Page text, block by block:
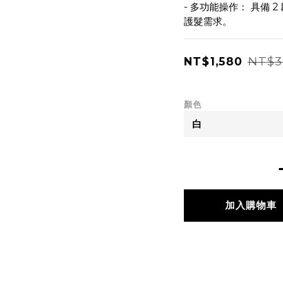
- 多功能操作： 具備 2
護髮需求。
NT$1,580
顏色
加入購物車